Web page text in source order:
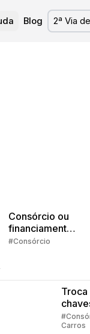
Blog 2ª Via
Consórcio ou
financiamento?
Quem pensa
#Consórcio
Troca
regras
Carros